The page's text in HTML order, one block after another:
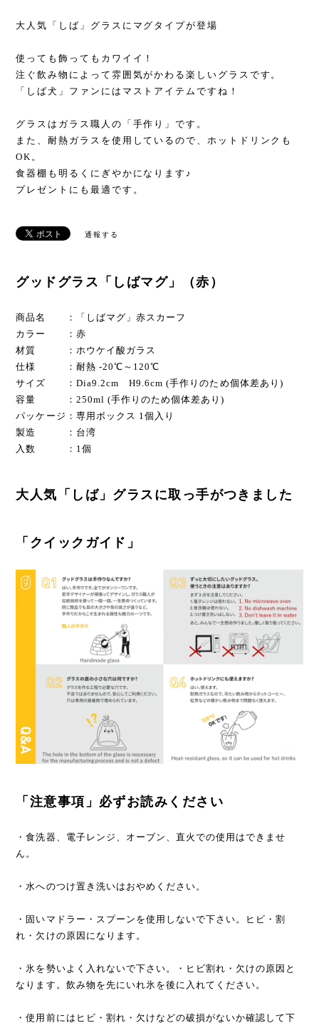
大人気「しば」グラスにマグタイプが登場
使っても飾ってもカワイイ！
注ぐ飲み物によって雰囲気がかわる楽しいグラスです。
「しば犬」ファンにはマストアイテムですね！
グラスはガラス職人の「手作り」です。
また、耐熱ガラスを使用しているので、ホットドリンクも
OK。
食器棚も明るくにぎやかになります♪
プレゼントにも最適です。
通報する
グッドグラス「しばマグ」（赤）
商品名 ：「しばマグ」赤スカーフ
カラー ：赤
材質 ：ホウケイ酸ガラス
仕様 ：耐熱 -20℃～120℃
サイズ ：Dia9.2cm H9.6cm (手作りのため個体差あり)
容量 ：250ml (手作りのため個体差あり)
パッケージ：専用ボックス 1個入り
製造 ：台湾
入数 ：1個
大人気「しば」グラスに取っ手がつきました
「クイックガイド」
「注意事項」必ずお読みください
・食洗器、電子レンジ、オーブン、直火での使用はできませ
ん。
・水へのつけ置き洗いはおやめください。
・固いマドラー・スプーンを使用しないで下さい。ヒビ・割
れ・欠けの原因になります。
・氷を勢いよく入れないで下さい。・ヒビ割れ・欠けの原因と
なります。飲み物を先にいれ氷を後に入れてください。
・使用前にはヒビ・割れ・欠けなどの破損がないか確認して下